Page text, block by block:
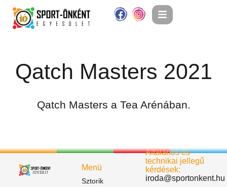
Qatch Masters 2021
Qatch Masters a Tea Arénában.
Menü
Sztorik
Általános és
technikai jellegű
kérdések:
iroda@sportonkent.hu